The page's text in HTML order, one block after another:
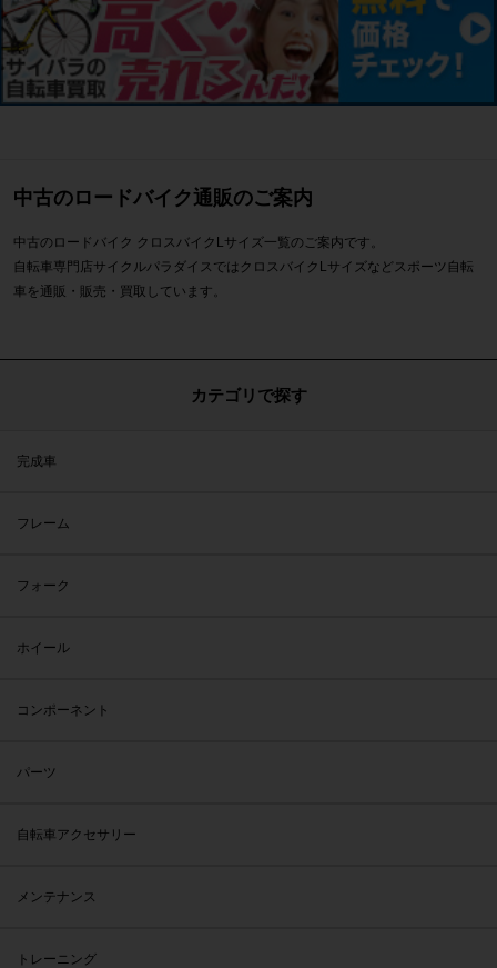
中古のロードバイク通販のご案内
中古のロードバイク クロスバイクLサイズ一覧のご案内です。
自転車専門店サイクルパラダイスではクロスバイクLサイズなどスポーツ自転
車を通販・販売・買取しています。
カテゴリで探す
完成車
フレーム
フォーク
ホイール
コンポーネント
パーツ
自転車アクセサリー
メンテナンス
トレーニング